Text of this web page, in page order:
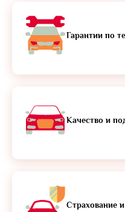
Гарантии по
Качество и
Страхование